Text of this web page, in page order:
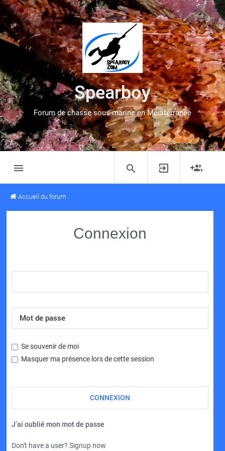
Spearboy
Forum de chasse sous-marine en Méditerranée
Accueil du forum
Connexion
Se souvenir de moi
Masquer ma présence lors de cette session
J’ai oublié mon mot de passe
Don't have a user? Signup now